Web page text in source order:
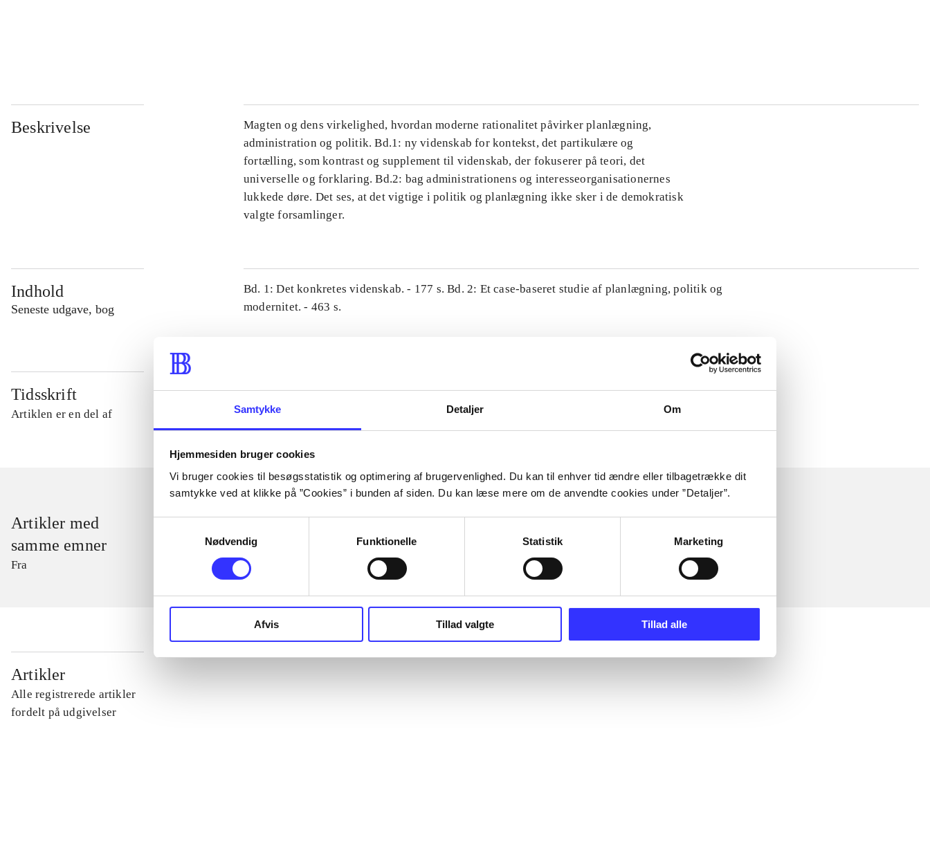
Samtykke Detaljer Om
Hjemmesiden bruger cookies
Vi bruger cookies til besøgsstatistik og optimering af brugervenlighed. Du kan til enhver tid ændre eller tilbagetrække dit
samtykke ved at klikke på ”Cookies” i bunden af siden. Du kan læse mere om de anvendte cookies under ”Detaljer”.
Nødvendig
Funktionelle Statistik Marketing
Afvis Tillad valgte Tillad alle
Beskrivelse
Magten og dens virkelighed, hvordan moderne rationalitet påvirker planlægning,
administration og politik. Bd.1: ny videnskab for kontekst, det partikulære og
fortælling, som kontrast og supplement til videnskab, der fokuserer på teori, det
universelle og forklaring. Bd.2: bag administrationens og interesseorganisationernes
lukkede døre. Det ses, at det vigtige i politik og planlægning ikke sker i de demokratisk
valgte forsamlinger.
Indhold
Seneste udgave, bog
Bd. 1: Det konkretes videnskab. - 177 s. Bd. 2: Et case-baseret studie af planlægning, politik og
modernitet. - 463 s.
Tidsskrift
Artiklen er en del af
Artikler med
samme emner
Fra
Artikler
Alle registrerede artikler
fordelt på udgivelser